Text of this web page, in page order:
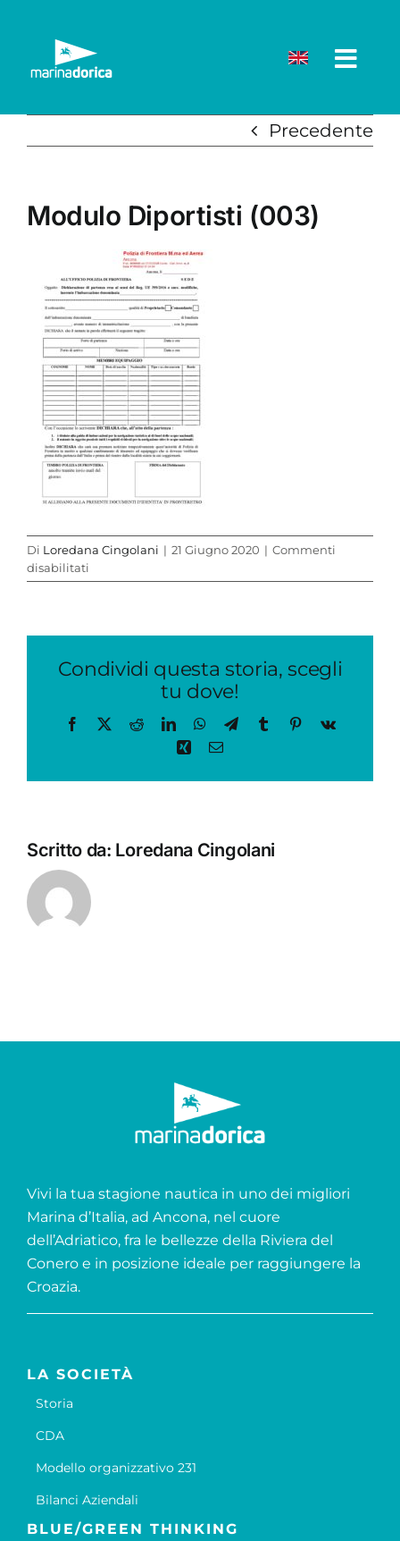
contenuto
Precedente
Modulo Diportisti (003)
Di Loredana Cingolani | 21 Giugno 2020 | Commenti
disabilitati
Modulo
Condividi questa storia, scegli
tu dove!
Facebook
X RedditLinkedInWhatsApp
TelegramTumblrPinterest
Vk
Xing Email
Scritto da: Loredana Cingolani
Vivi la tua stagione nautica in uno dei migliori
Marina d’Italia, ad Ancona, nel cuore
dell’Adriatico, fra le bellezze della Riviera del
Conero e in posizione ideale per raggiungere la
Croazia.
LA SOCIETÀ
Storia
CDA
Modello organizzativo 231
Bilanci Aziendali
BLUE/GREEN THINKING